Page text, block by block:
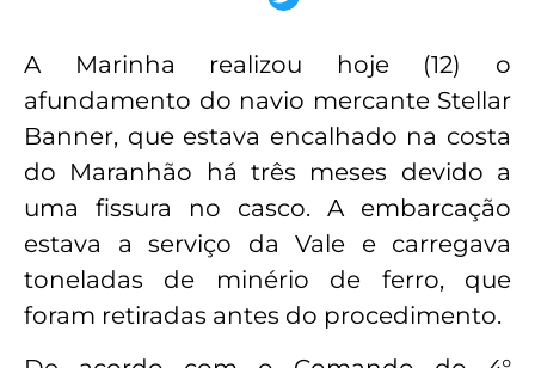
A Marinha realizou hoje (12) o
afundamento do navio mercante Stellar
Banner, que estava encalhado na costa
do Maranhão há três meses devido a
uma fissura no casco. A embarcação
estava a serviço da Vale e carregava
toneladas de minério de ferro, que
foram retiradas antes do procedimento.